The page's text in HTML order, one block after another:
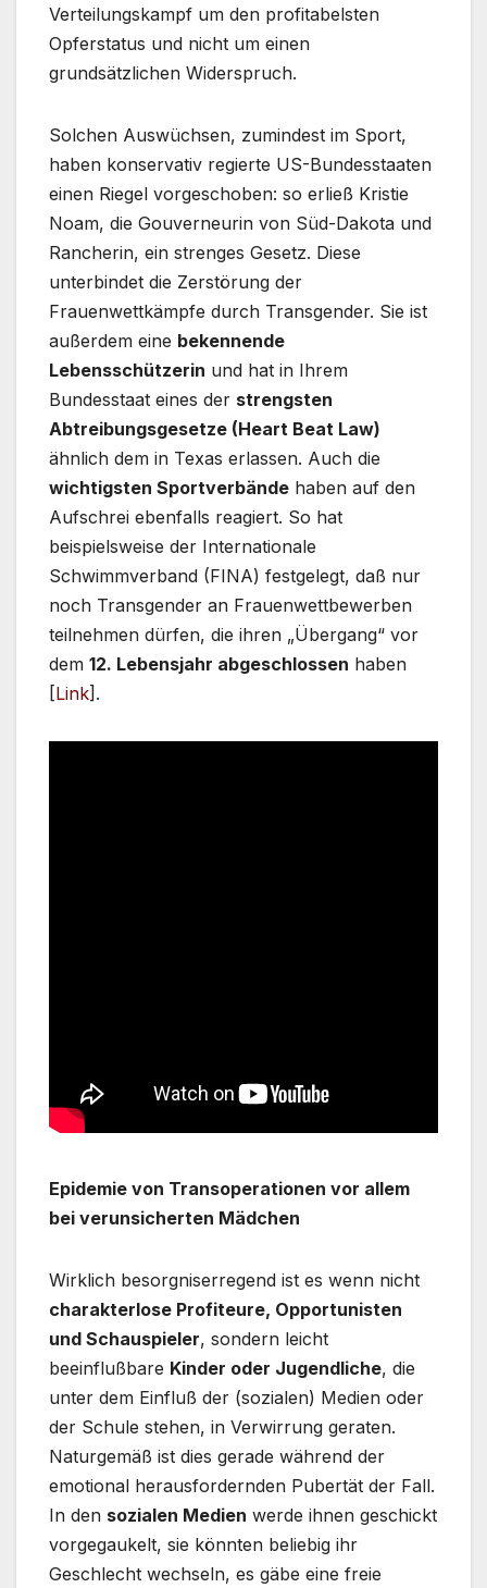
Verteilungskampf um den profitabelsten
Opferstatus und nicht um einen
grundsätzlichen Widerspruch.
Solchen Auswüchsen, zumindest im Sport,
haben konservativ regierte US-Bundesstaaten
einen Riegel vorgeschoben: so erließ Kristie
Noam, die Gouverneurin von Süd-Dakota und
Rancherin, ein strenges Gesetz. Diese
unterbindet die Zerstörung der
Frauenwettkämpfe durch Transgender. Sie ist
außerdem eine bekennende
Lebensschützerin und hat in Ihrem
Bundesstaat eines der strengsten
Abtreibungsgesetze (Heart Beat Law)
ähnlich dem in Texas erlassen. Auch die
wichtigsten Sportverbände haben auf den
Aufschrei ebenfalls reagiert. So hat
beispielsweise der Internationale
Schwimmverband (FINA) festgelegt, daß nur
noch Transgender an Frauenwettbewerben
teilnehmen dürfen, die ihren „Übergang“ vor
dem 12. Lebensjahr abgeschlossen haben
[Link].
Epidemie von Transoperationen vor allem
bei verunsicherten Mädchen
Wirklich besorgniserregend ist es wenn nicht
charakterlose Profiteure, Opportunisten
und Schauspieler, sondern leicht
beeinflußbare Kinder oder Jugendliche, die
unter dem Einfluß der (sozialen) Medien oder
der Schule stehen, in Verwirrung geraten.
Naturgemäß ist dies gerade während der
emotional herausfordernden Pubertät der Fall.
In den sozialen Medien werde ihnen geschickt
vorgegaukelt, sie könnten beliebig ihr
Geschlecht wechseln, es gäbe eine freie